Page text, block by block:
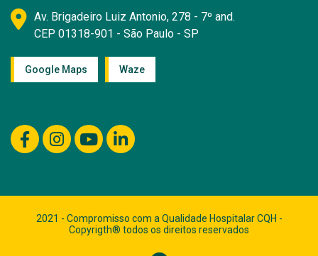
Av. Brigadeiro Luiz Antonio, 278 - 7º and.
CEP 01318-901 - São Paulo - SP
Google Maps Waze
2021 - Compromisso com a Qualidade Hospitalar CQH -
Copyrigth® todos os direitos reservados